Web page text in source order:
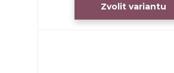
Zvolit variantu